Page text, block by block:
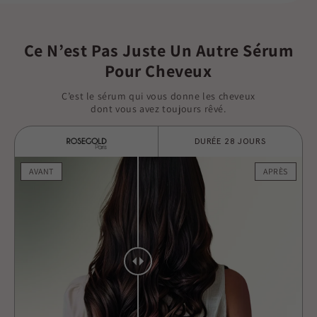
Ce N’est Pas Juste Un Autre Sérum
Pour Cheveux
C’est le sérum qui vous donne les cheveux
dont vous avez toujours rêvé.
DURÉE 28 JOURS
APRÈS
AVANT